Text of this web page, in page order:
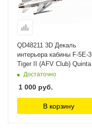
QD48211 3D Декаль
интерьера кабины F-5E-3
Tiger II (AFV Club) Quinta
Studio
Достаточно
1 000 руб.
В корзину